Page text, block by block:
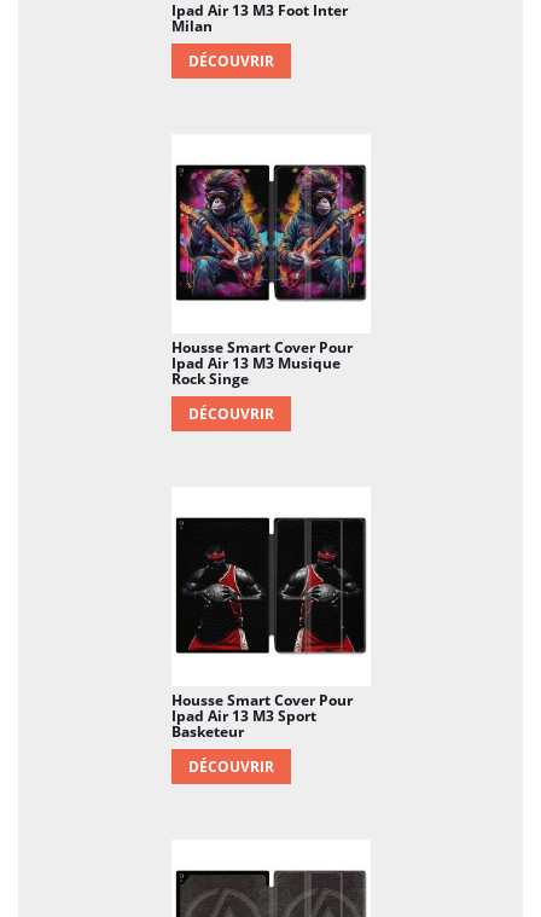
Ipad Air 13 M3 Foot Inter
Milan
DÉCOUVRIR
Housse Smart Cover Pour
Ipad Air 13 M3 Musique
Rock Singe
DÉCOUVRIR
Housse Smart Cover Pour
Ipad Air 13 M3 Sport
Basketeur
DÉCOUVRIR